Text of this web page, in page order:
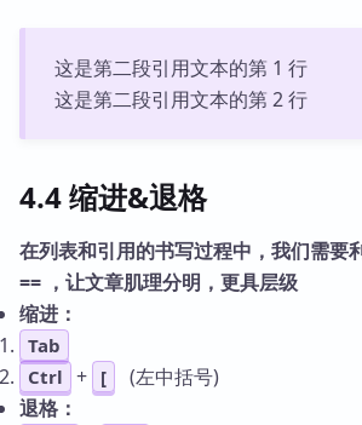
这是第二段引用文本的第 1 行
这是第二段引用文本的第 2 行
4.4 缩进&退格
在列表和引用的书写过程中，我们需要
== ，让文章肌理分明，更具层级
缩进：
Tab
Ctrl + [
(左中括号)
退格：